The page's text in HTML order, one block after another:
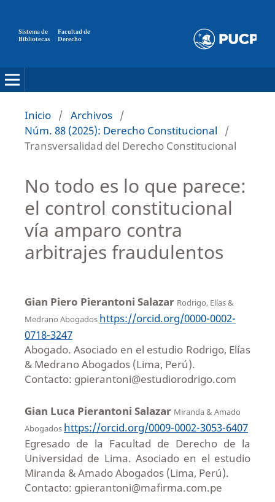
Sistema de
Bibliotecas
Facultad de
Derecho
Inicio / Archivos /
Núm. 88 (2025): Derecho Constitucional
/
Transversalidad del Derecho Constitucional
No todo es lo que parece:
el control constitucional
vía amparo contra
arbitrajes fraudulentos
Gian Piero Pierantoni Salazar Rodrigo, Elías &
Medrano Abogados https://orcid.org/0000-0002-
0718-3247
Abogado. Asociado en el estudio Rodrigo, Elías
& Medrano Abogados (Lima, Perú).
Contacto: gpierantoni@estudiorodrigo.com
Gian Luca Pierantoni Salazar Miranda & Amado
Abogados https://orcid.org/0009-0002-3053-6407
Egresado de la Facultad de Derecho de la
Universidad de Lima. Asociado en el estudio
Miranda & Amado Abogados (Lima, Perú).
Contacto: gpierantoni@mafirma.com.pe